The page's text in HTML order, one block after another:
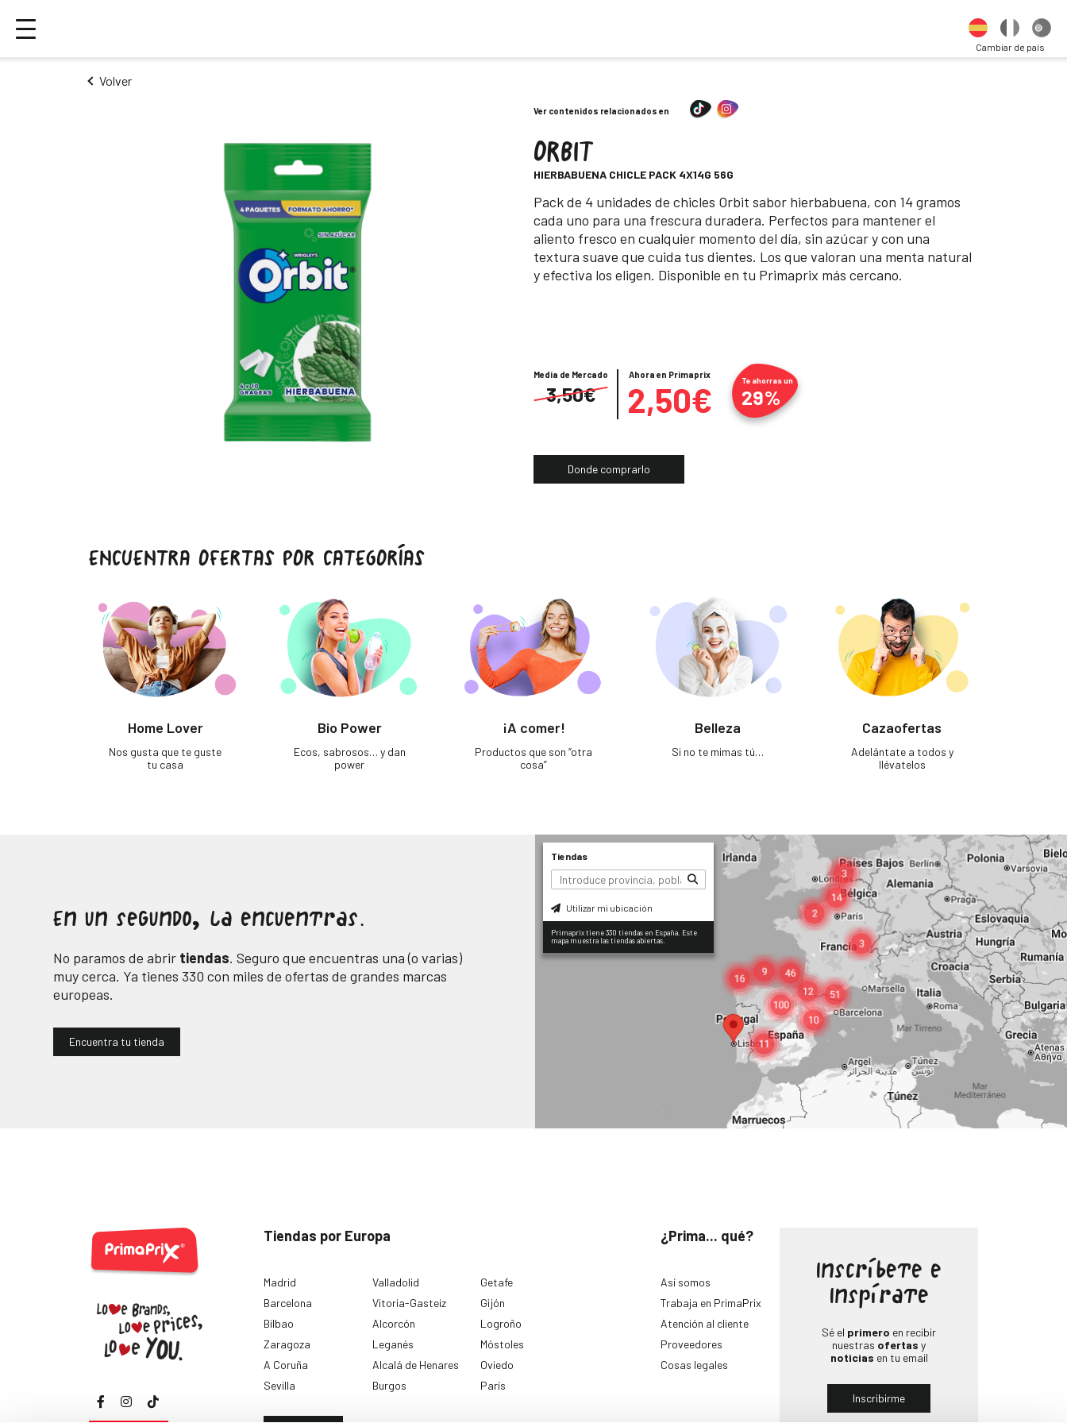
Cambiar de país
Volver
Ver contenidos relacionados en
ORBIT-
HIERBABUENA CHICLE PACK 4X14G 56G
Descripción
Pack de 4 unidades de chicles Orbit sabor hierbabuena, con 14 gramos
cada uno para una frescura duradera. Perfectos para mantener el
aliento fresco en cualquier momento del día, sin azúcar y con una
textura suave que cuida tus dientes. Los que valoran una menta natural
y efectiva los eligen. Disponible en tu Primaprix más cercano.
Precio
Media de Mercado
3,50€
Ahora en Primaprix
2,50€ Te ahorras un
29%
Donde comprarlo
ENCUENTRA OFERTAS POR CATEGORÍAS
Home Lover
Nos gusta que te guste
tu casa
Bio Power
Ecos, sabrosos… y dan
power
¡A comer!
Productos que son “otra
cosa”
Belleza
Si no te mimas tú…
Cazaofertas
Adelántate a todos y
llévatelos
En un segundo, la encuentras.
No paramos de abrir tiendas. Seguro que encuentras una (o varias)
muy cerca. Ya tienes 330 con miles de ofertas de grandes marcas
europeas.
Encuentra tu tienda
Tiendas
Utilizar mi ubicación
Primaprix tiene 330 tiendas en España. Este
mapa muestra las tiendas abiertas.
Tiendas por Europa
Madrid
Barcelona
Bilbao
Zaragoza
A Coruña
Sevilla
Valladolid
Vitoria-Gasteiz
Alcorcón
Leganés
Alcalá de Henares
Burgos
Getafe
Gijón
Logroño
Móstoles
Oviedo
París
¿Prima... qué?
Así somos
Trabaja en PrimaPrix
Atención al cliente
Proveedores
Cosas legales
Inscríbete e
Inspírate
Sé el primero en recibir
nuestras ofertas y
noticias en tu email
Inscribirme